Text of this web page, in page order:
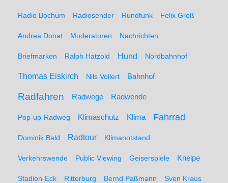
Radio Bochum Radiosender Rundfunk Felix Groß
Andrea Donat Moderatoren Nachrichten
Briefmarken Ralph Hatzold Hund Nordbahnhof
Thomas Eiskirch Nils Vollert Bahnhof
Radfahren Radwege Radwende
Pop-up-Radweg Klimaschutz Klima Fahrrad
Dominik Bald Radtour Klimanotstand
Verkehrswende Public Viewing Geiserspiele Kneipe
Stadion-Eck Ritterburg Bernd Paßmann Sven Kraus